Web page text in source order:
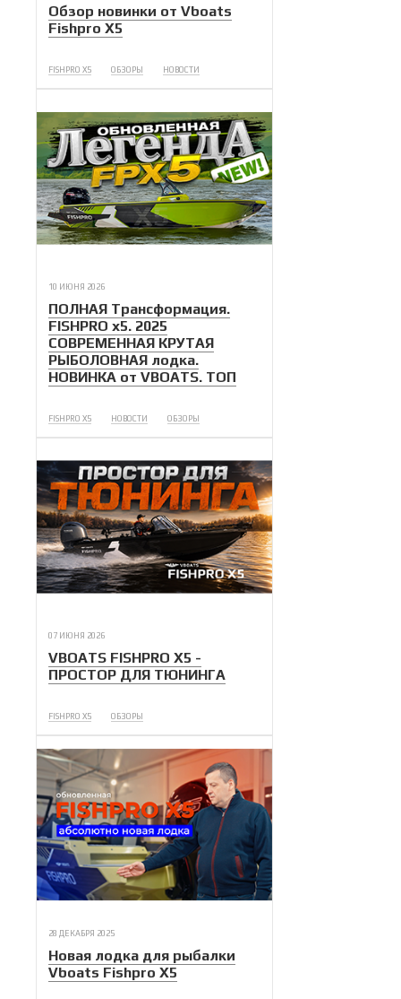
Обзор новинки от Vboats
Fishpro X5
FISHPRO X5 ОБЗОРЫ НОВОСТИ
10 ИЮНЯ 2026
ПОЛНАЯ Трансформация.
FISHPRO x5. 2025
СОВРЕМЕННАЯ КРУТАЯ
РЫБОЛОВНАЯ лодка.
НОВИНКА от VBOATS. ТОП
FISHPRO X5 НОВОСТИ ОБЗОРЫ
07 ИЮНЯ 2026
VBOATS FISHPRO X5 -
ПРОСТОР ДЛЯ ТЮНИНГА
FISHPRO X5 ОБЗОРЫ
28 ДЕКАБРЯ 2025
Новая лодка для рыбалки
Vboats Fishpro X5